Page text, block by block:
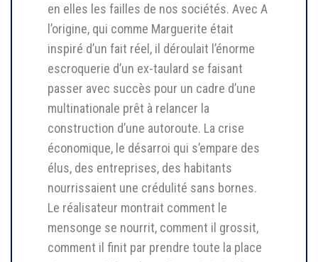
en elles les failles de nos sociétés. Avec A
l’origine, qui comme Marguerite était
inspiré d’un fait réel, il déroulait l’énorme
escroquerie d’un ex-taulard se faisant
passer avec succès pour un cadre d’une
multinationale prêt à relancer la
construction d’une autoroute. La crise
économique, le désarroi qui s’empare des
élus, des entreprises, des habitants
nourrissaient une crédulité sans bornes.
Le réalisateur montrait comment le
mensonge se nourrit, comment il grossit,
comment il finit par prendre toute la place